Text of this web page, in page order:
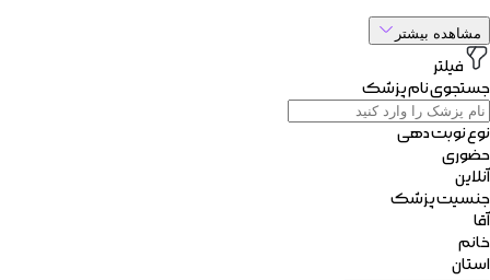
مشاهده بیشتر
فیلتر
جستجوی نام پزشک
نوع نوبت دهی
حضوری
آنلاین
جنسیت پزشک
آقا
خانم
استان